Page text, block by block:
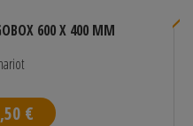
600 X 400 MM
€